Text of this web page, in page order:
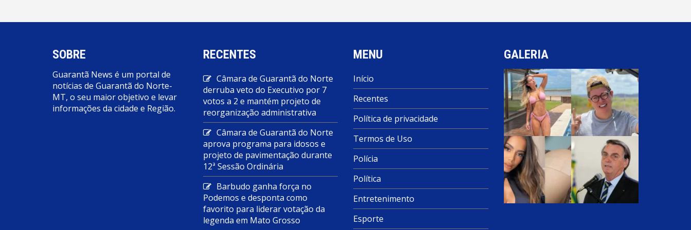
SOBRE
Guarantã News é um portal de
notícias de Guarantã do Norte-
MT, o seu maior objetivo e levar
informações da cidade e Região.
RECENTES
Câmara de Guarantã do Norte
derruba veto do Executivo por 7
votos a 2 e mantém projeto de
reorganização administrativa
Câmara de Guarantã do Norte
aprova programa para idosos e
projeto de pavimentação durante
12ª Sessão Ordinária
Barbudo ganha força no
Podemos e desponta como
favorito para liderar votação da
legenda em Mato Grosso
MENU
Início
Recentes
Política de privacidade
Termos de Uso
Polícia
Política
Entretenimento
Esporte
GALERIA